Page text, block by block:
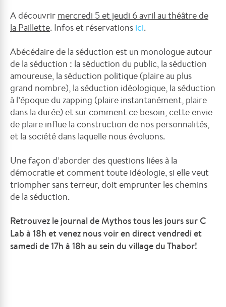
A découvrir mercredi 5 et jeudi 6 avril au théâtre de
la Paillette. Infos et réservations ici.
Abécédaire de la séduction est un monologue autour
de la séduction : la séduction du public, la séduction
amoureuse, la séduction politique (plaire au plus
grand nombre), la séduction idéologique, la séduction
à l’époque du zapping (plaire instantanément, plaire
dans la durée) et sur comment ce besoin, cette envie
de plaire influe la construction de nos personnalités,
et la société dans laquelle nous évoluons.
Une façon d’aborder des questions liées à la
démocratie et comment toute idéologie, si elle veut
triompher sans terreur, doit emprunter les chemins
de la séduction.
Retrouvez le journal de Mythos tous les jours sur C
Lab à 18h et venez nous voir en direct vendredi et
samedi de 17h à 18h au sein du village du Thabor!